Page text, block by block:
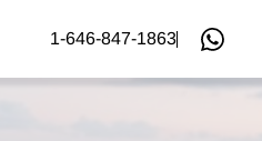
1-646-847-1863